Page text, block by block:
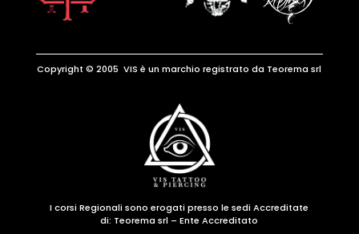
Copyright © 2005 VIS è un marchio registrato da Teorema srl
I corsi Regionali sono erogati presso le sedi Accreditate
di: Teorema srl – Ente Accreditato